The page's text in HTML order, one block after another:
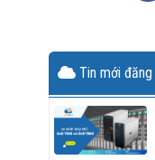
Tin mới đăng